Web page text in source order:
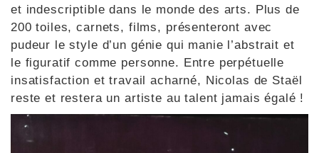
et indescriptible dans le monde des arts. Plus de
200 toiles, carnets, films, présenteront avec
pudeur le style d’un génie qui manie l’abstrait et
le figuratif comme personne. Entre perpétuelle
insatisfaction et travail acharné, Nicolas de Staël
reste et restera un artiste au talent jamais égalé !